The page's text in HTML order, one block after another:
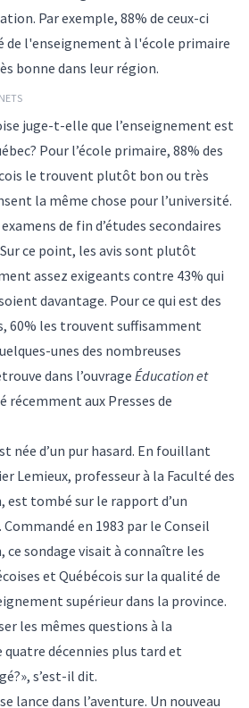
Par exemple, 88% de ceux-ci
de l'enseignement à l'école primaire
bonne dans leur région.
juge-t-elle que l’enseignement est
Pour l’école primaire, 88% des
le trouvent plutôt bon ou très
la même chose pour l’université.
de fin d’études secondaires
ce point, les avis sont plutôt
assez exigeants contre 43% qui
davantage. Pour ce qui est des
60% les trouvent suffisamment
unes des nombreuses
dans l’ouvrage Éducation et
récemment aux Presses de
née d’un pur hasard. En fouillant
Lemieux, professeur à la Faculté des
est tombé sur le rapport d’un
en 1983 par le Conseil
ce sondage visait à connaître les
et Québécois sur la qualité de
supérieur dans la province.
les mêmes questions à la
décennies plus tard et
s’est-il dit.
lance dans l’aventure. Un nouveau